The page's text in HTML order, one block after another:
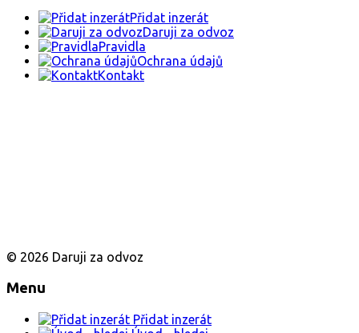
Přidat inzerát
Daruji za odvoz
Pravidla
Ochrana údajů
Kontakt
© 2026 Daruji za odvoz
Menu
Přidat inzerát